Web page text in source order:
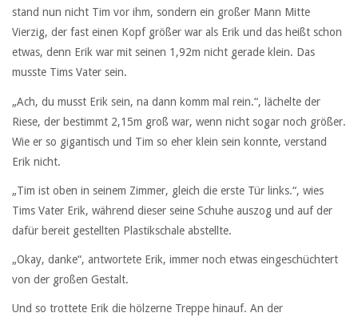
stand nun nicht Tim vor ihm, sondern ein großer Mann Mitte
Vierzig, der fast einen Kopf größer war als Erik und das heißt schon
etwas, denn Erik war mit seinen 1,92m nicht gerade klein. Das
musste Tims Vater sein.
„Ach, du musst Erik sein, na dann komm mal rein.“, lächelte der
Riese, der bestimmt 2,15m groß war, wenn nicht sogar noch größer.
Wie er so gigantisch und Tim so eher klein sein konnte, verstand
Erik nicht.
„Tim ist oben in seinem Zimmer, gleich die erste Tür links.“, wies
Tims Vater Erik, während dieser seine Schuhe auszog und auf der
dafür bereit gestellten Plastikschale abstellte.
„Okay, danke“, antwortete Erik, immer noch etwas eingeschüchtert
von der großen Gestalt.
Und so trottete Erik die hölzerne Treppe hinauf. An der